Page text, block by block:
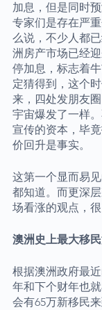
加息，但是同时
专家们是存在严
么说，不少人都
洲房产市场已经
停加息，标志着
定猜得到，这个
来，四处发朋友
宇宙爆发了一样
宣传的资本，毕
价回升是事实。
这第一个显而易
都知道。而更深
场看涨的观点，
澳洲史上最大移
根据澳洲政府最
年和下个财年也
会有65万新移民